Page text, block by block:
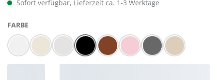
Sofort verfügbar, Lieferzeit ca. 1-3 Werktage
FARBE
Weiss Creme Hell-GrauSchwarz Kupfer Rosa AnthrazitBeige